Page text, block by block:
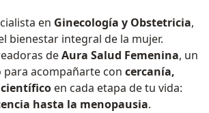
en Ginecología y Obstetricia,
bienestar integral de la mujer.
deAura Salud Femenina, un
para acompañarte con cercanía,
en cada etapa de tu vida:
hasta la menopausia.